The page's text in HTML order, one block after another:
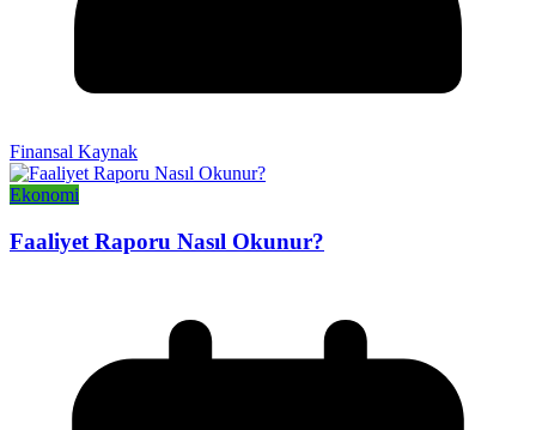
Finansal Kaynak
Ekonomi
Faaliyet Raporu Nasıl Okunur?